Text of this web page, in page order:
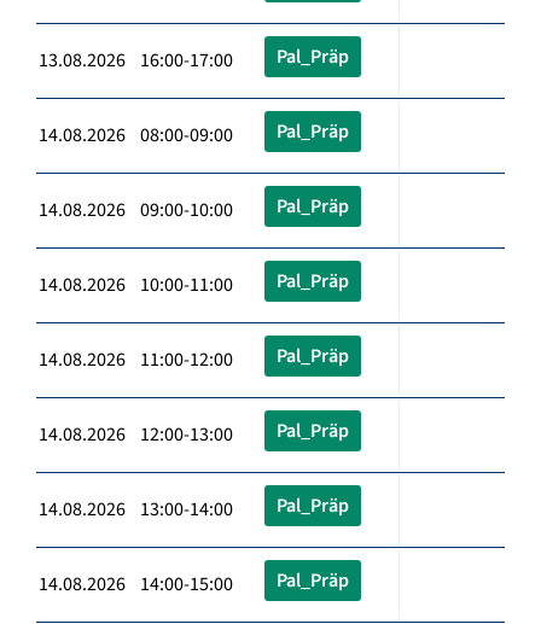
13.08.2026 16:00-17:00 Pal_Präp
14.08.2026 08:00-09:00 Pal_Präp
14.08.2026 09:00-10:00 Pal_Präp
14.08.2026 10:00-11:00 Pal_Präp
14.08.2026 11:00-12:00 Pal_Präp
14.08.2026 12:00-13:00 Pal_Präp
14.08.2026 13:00-14:00 Pal_Präp
14.08.2026 14:00-15:00 Pal_Präp